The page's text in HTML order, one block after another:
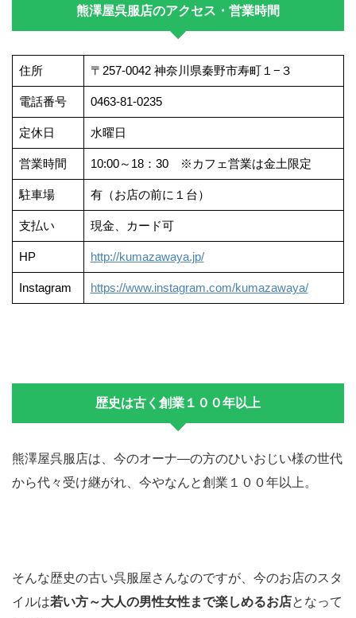
熊澤屋呉服店のアクセス・営業時間
住所 〒257-0042 神奈川県秦野市寿町１−３
電話番号 0463-81-0235
定休日 水曜日
営業時間 10:00～18：30 ※カフェ営業は金土限定
駐車場 有（お店の前に１台）
支払い 現金、カード可
HP http://kumazawaya.jp/
Instagram https://www.instagram.com/kumazawaya/
歴史は古く創業１００年以上
熊澤屋呉服店は、今のオーナ―の方のひいおじい様の世代
から代々受け継がれ、今やなんと創業１００年以上。
そんな歴史の古い呉服屋さんなのですが、今のお店のスタ
イルは若い方～大人の男性女性まで楽しめるお店となって